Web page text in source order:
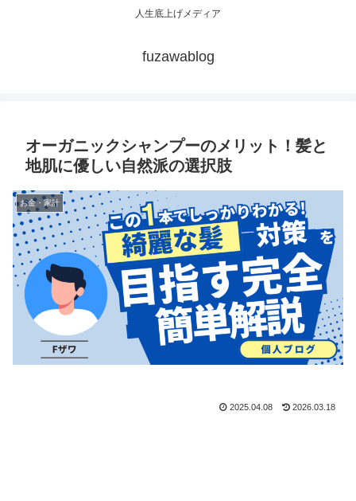
人生底上げメディア
fuzawablog
オーガニックシャンプーのメリット！髪と
地肌に優しい自然派の選択肢
お金・家計
2025.04.08 2026.03.18